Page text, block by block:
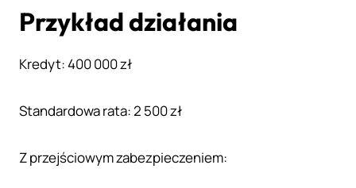
Przykład działania
Kredyt: 400 000 zł
Standardowa rata: 2 500 zł
Z przejściowym zabezpieczeniem: